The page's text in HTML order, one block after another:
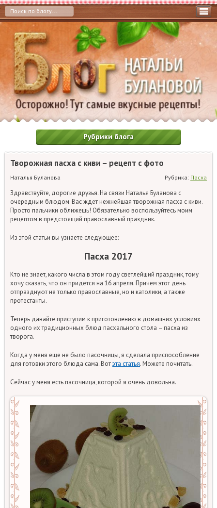
Рубрики блога
Творожная пасха с киви – рецепт с фото
Наталья Буланова Рубрика: Пасха
Здравствуйте, дорогие друзья. На связи Наталья Буланова с
очередным блюдом. Вас ждет нежнейшая творожная пасха с киви.
Просто пальчики оближешь! Обязательно воспользуйтесь моим
рецептом в предстоящий православный праздник.
Из этой статьи вы узнаете следующее:
Пасха 2017
Кто не знает, какого числа в этом году светлейший праздник, тому
хочу сказать, что он придется на 16 апреля. Причем этот день
отпразднуют не только православные, но и католики, а также
протестанты.
Теперь давайте приступим к приготовлению в домашних условиях
одного их традиционных блюд пасхального стола – пасха из
творога.
Когда у меня еще не было пасочницы, я сделала приспособление
для готовки этого блюда сама. Вотэта статья. Можете почитать.
Сейчас у меня есть пасочница, которой я очень довольна.